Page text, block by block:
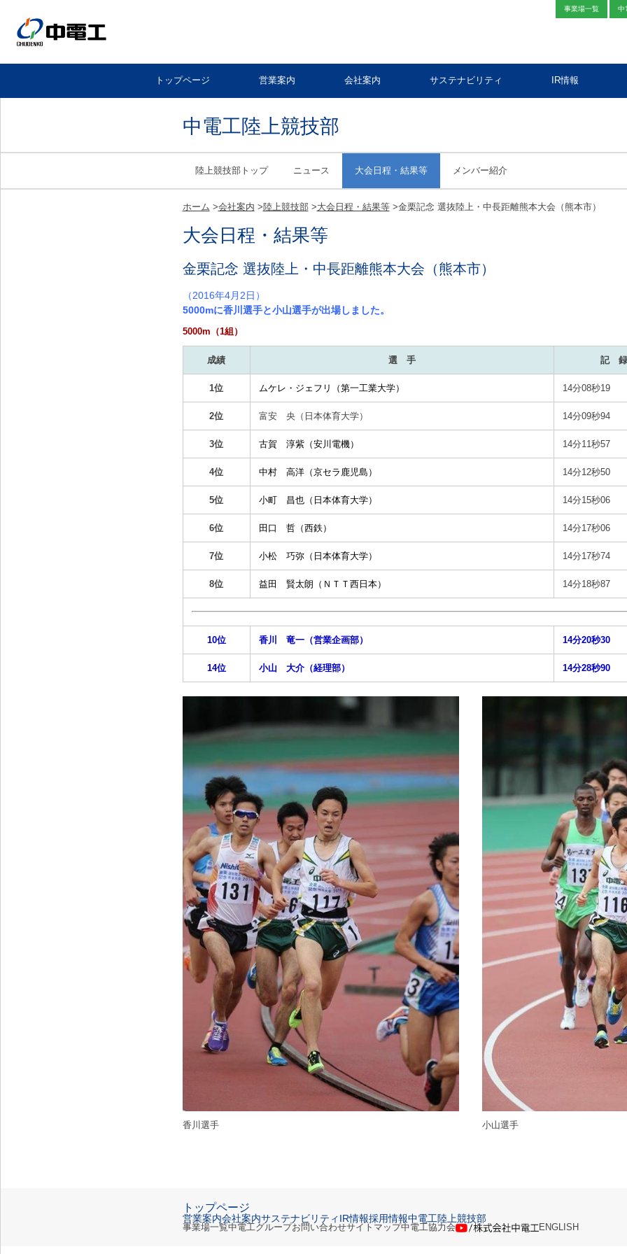
トップページ 営業案内 会社案内 サステナビリティ IR情報
事業場一覧 中
中電工陸上競技部
陸上競技部トップ ニュース 大会日程・結果等 メンバー紹介
ホーム >会社案内 >陸上競技部>大会日程・結果等>金栗記念 選抜陸上・中長距離熊本大会（熊本市）
大会日程・結果等
金栗記念 選抜陸上・中長距離熊本大会（熊本市）
（2016年4月2日）
5000mに香川選手と小山選手が出場しました。
5000m（1組）
成績 選 手 記 録
1位 ムケレ・ジェフリ（第一工業大学） 14分08秒19
2位 富安 央（ 日本体育大学） 14分09秒94
3位 古賀 淳紫（安川電機） 14分11秒57
4位 中村 高洋（京セラ鹿児島 ） 14分12秒50
5位 小町 昌也（ 日本体育大学） 14分15秒06
6位 田口 哲（西鉄） 14分17秒06
7位 小松 巧弥（ 日本体育大学） 14分17秒74
8位 益田 賢太朗 （ ＮＴＴ西日本） 14分18秒87
10位 香川 竜一（営業企画部） 14分20秒30
14位 小山 大介（経理部） 14分28秒90
香川選手 小山選手
トップページ
営業案内会社案内サステナビリティ IR情報採用情報中電工陸上競技部
事業場一覧中電工グループお問い合わせサイトマップ中電工協力会 ENGLISH